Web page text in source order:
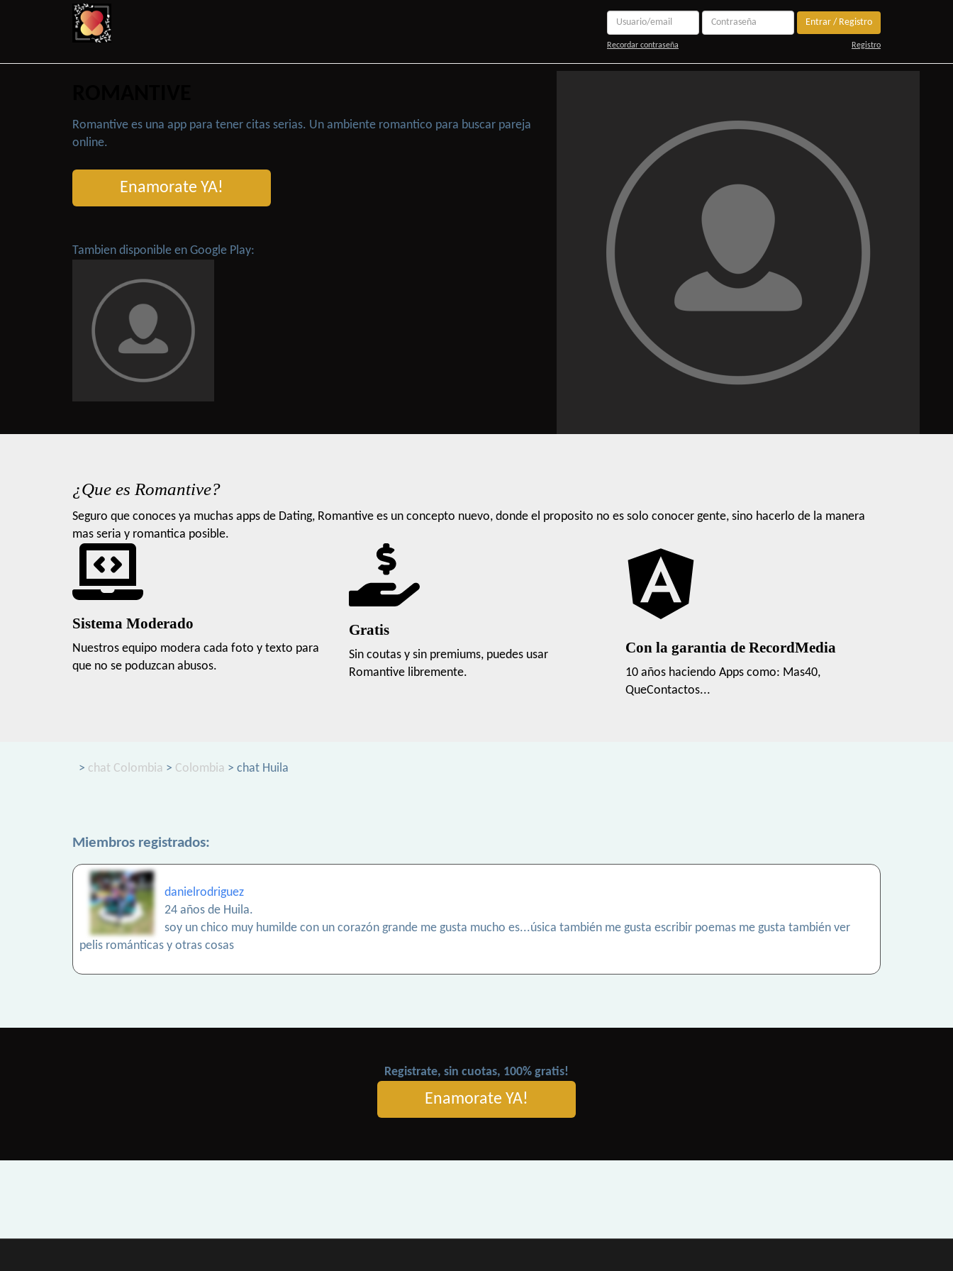
Entrar / Registro
Recordar contraseña Registro
Romantive es una app para tener citas serias. Un ambiente romantico para buscar pareja
online.
Enamorate YA!
Tambien disponible en Google Play:
¿Que es Romantive?
Seguro que conoces ya muchas apps de Dating, Romantive es un concepto nuevo, donde el proposito no es solo conocer gente, sino hacerlo de la manera
mas seria y romantica posible.
Sistema Moderado
Nuestros equipo modera cada foto y texto para
que no se poduzcan abusos.
Gratis
Sin coutas y sin premiums, puedes usar
Romantive libremente.
Con la garantia de RecordMedia
10 años haciendo Apps como: Mas40,
QueContactos...
> chat Colombia > Colombia > chat Huila
Miembros registrados:
danielrodriguez
24 años de Huila.
soy un chico muy humilde con un corazón grande me gusta mucho es...úsica también me gusta escribir poemas me gusta también ver
pelis románticas y otras cosas
Registrate, sin cuotas, 100% gratis!
Enamorate YA!